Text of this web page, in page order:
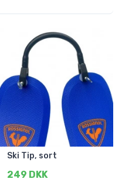
Ski Tip, sort
249 DKK